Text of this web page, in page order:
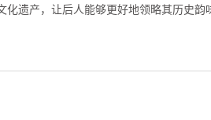
遗产，让后人能够更好地领略其历史